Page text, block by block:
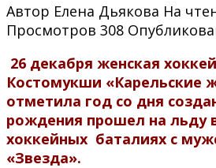
Автор Елена Дьякова На
Просмотров 308
26 декабря женская
Костомукши «Карельские
отметила год со дня
рождения прошел на льду
хоккейных баталиях с
«Звезда».